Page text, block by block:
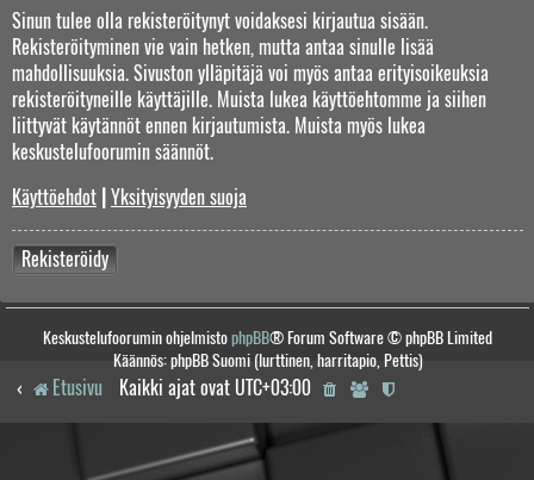
Sinun tulee olla rekisteröitynyt voidaksesi kirjautua sisään.
Rekisteröityminen vie vain hetken, mutta antaa sinulle lisää
mahdollisuuksia. Sivuston ylläpitäjä voi myös antaa erityisoikeuksia
rekisteröityneille käyttäjille. Muista lukea käyttöehtomme ja siihen
liittyvät käytännöt ennen kirjautumista. Muista myös lukea
keskustelufoorumin säännöt.
Käyttöehdot Yksityisyyden suoja
Rekisteröidy
Keskustelufoorumin ohjelmistophpBB® Forum Software © phpBB Limited
Käännös: phpBB Suomi (lurttinen, harritapio, Pettis)
Etusivu Kaikki ajat ovat UTC+03:00